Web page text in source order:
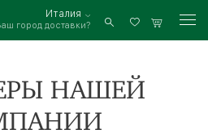
Италия
город доставки? Войти
НАШЕЙ